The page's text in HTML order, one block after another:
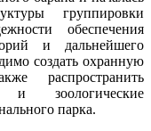
группировки
обеспечения
и дальнейшего
создать охранную
распространить
и зоологические
парка.